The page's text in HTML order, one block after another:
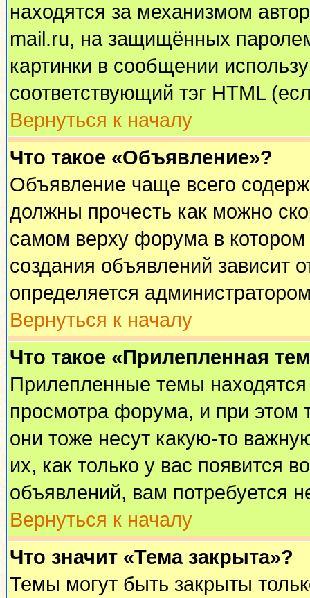
находятся за механизмом
mail.ru, на защищённых
картинки в сообщении
соответствующий тэг HTML
Вернуться к началу
Что такое «Объявление»?
Объявление чаще всего
должны прочесть как можно
самом верху форума в
создания объявлений зависит
определяется
Вернуться к началу
Что такое «Прилепленная
Прилепленные темы
просмотра форума, и при этом
они тоже несут какую-то
их, как только у вас появится
объявлений, вам потребуется
Вернуться к началу
Что значит «Тема закрыта»?
Темы могут быть закрыты